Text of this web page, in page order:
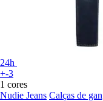
24h
+-3
1 cores
Nudie Jeans Calças de